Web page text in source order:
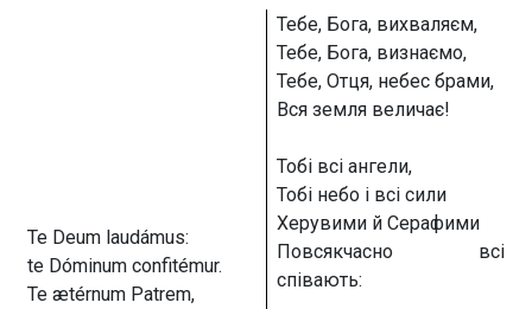
Te Deum laudámus:
te Dóminum confitémur.
Te ætérnum Patrem,
Тебе, Бога, вихваляєм,
Тебе, Бога, визнаємо,
Тебе, Отця, небес брами,
Вся земля величає!
Тобі всі ангели,
Тобі небо і всі сили
Херувими й Серафими
Повсякчасно всі
співають: